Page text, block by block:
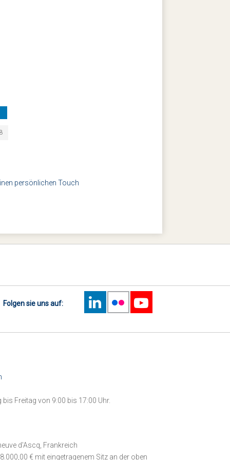
persönlichen Touch
Folgen sie uns auf:
Freitag von 9:00 bis 17:00 Uhr.
d'Ascq, Frankreich
8.000,00 € mit eingetragenem Sitz an der oben